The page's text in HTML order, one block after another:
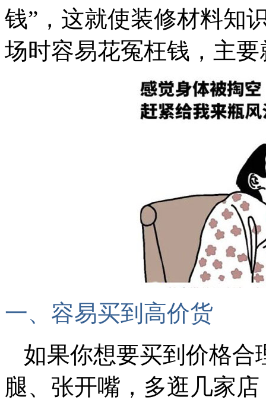
钱”，这就使装修材料知
场时容易花冤枉钱，主
一、容易买到高价货
如果你想要买到价格合
腿、张开嘴，多逛几家